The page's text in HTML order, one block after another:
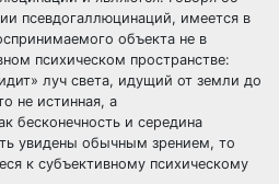
псевдогаллюцинаций, имеется в
объекта не в
психическом пространстве:
луч света, идущий от земли до
не истинная, а
бесконечность и середина
увидены обычным зрением, то
к субъективному психическому